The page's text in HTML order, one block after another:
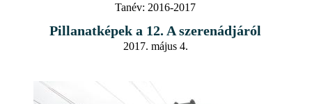
Tanév: 2016-2017
Pillanatképek a 12. A szerenádjáról
2017. május 4.